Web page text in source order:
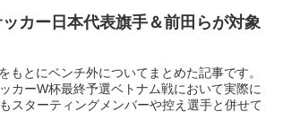
カー日本代表旗手＆前田らが対象
もとにベンチ外についてまとめた記事です。
カーW杯最終予選ベトナム戦において実際に
スターティングメンバーや控え選手と併せて